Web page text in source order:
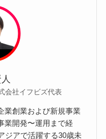
会社イフビズ代表
業創業および新規事業
業開発〜運用まで経
ジアで活躍する30歳未